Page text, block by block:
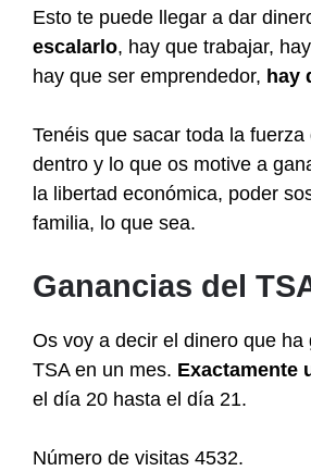
Esto te puede llegar a dar
escalarlo, hay que trabajar,
hay que ser emprendedor, hay
Tenéis que sacar toda la fuerza
dentro y lo que os motive a
la libertad económica, poder
familia, lo que sea.
Ganancias del
Os voy a decir el dinero que ha
TSA en un mes. Exactamente
el día 20 hasta el día 21.
Número de visitas 4532.